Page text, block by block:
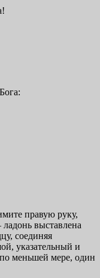
правую руку,
выставлена
соединяя
указательный и
меньшей мере, один